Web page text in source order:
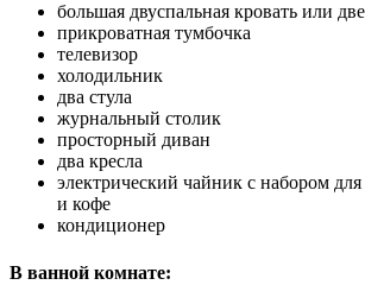
большая двуспальная кровать или
прикроватная тумбочка
телевизор
холодильник
два стула
журнальный столик
просторный диван
два кресла
электрический чайник с набором
и кофе
кондиционер
В ванной комнате: